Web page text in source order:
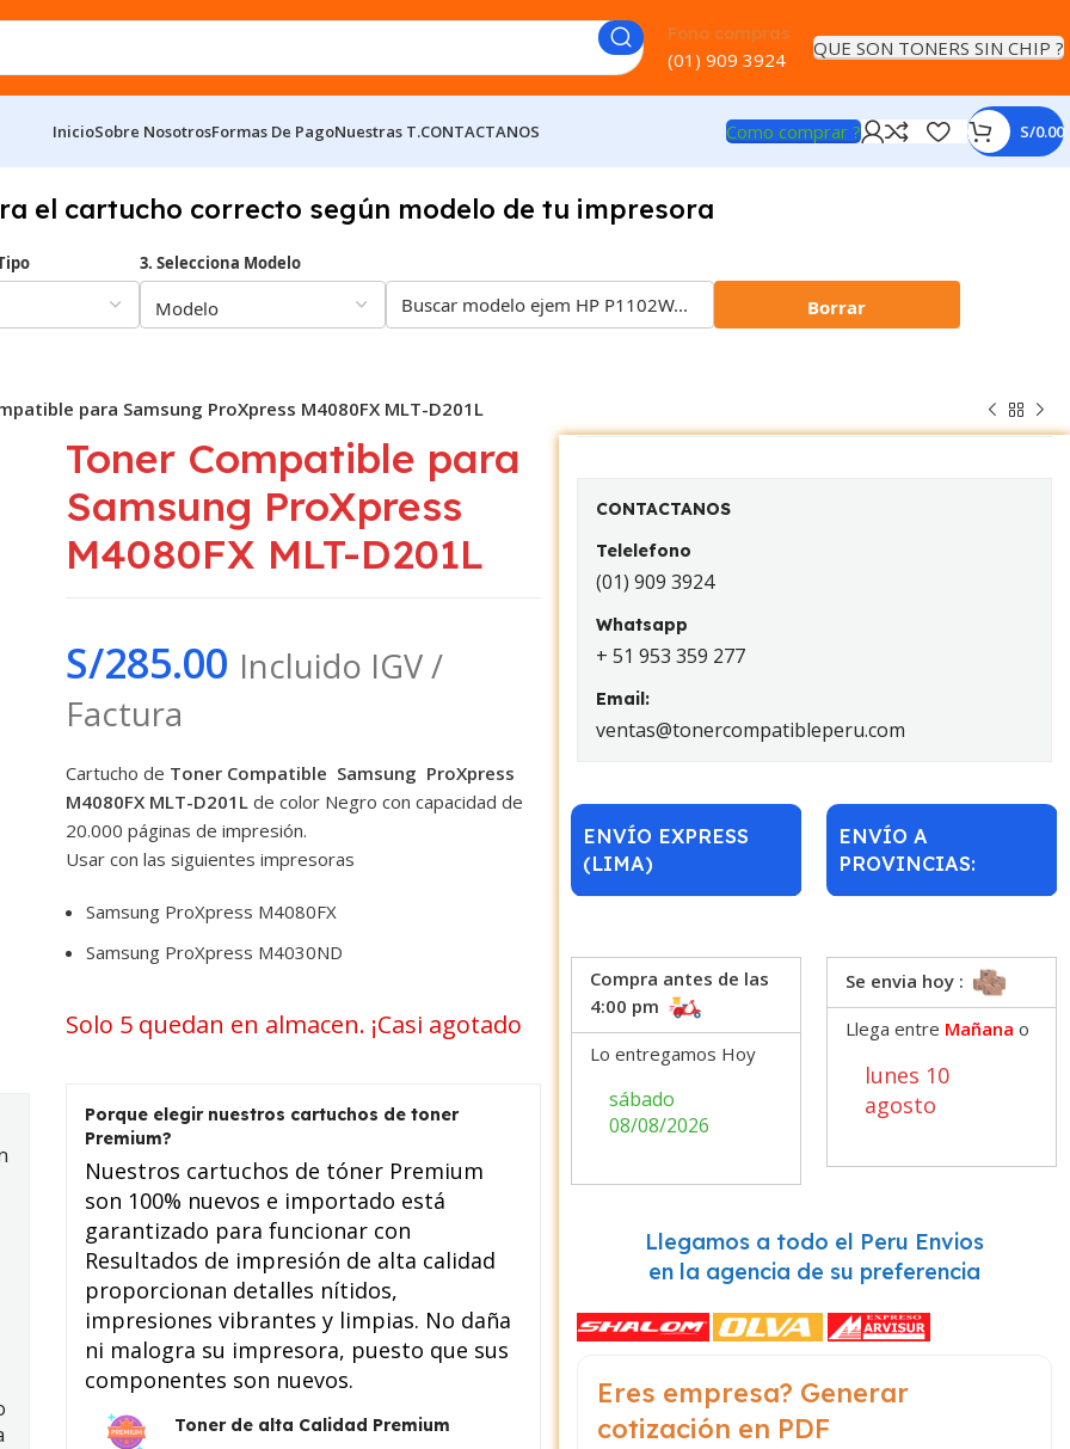
Fono compras
(01) 909 3924 QUE SON TONERS SIN CHIP ?
InicioSobre NosotrosFormas De PagoNuestras T.CONTACTANOS Como comprar ? S/0.00
el cartucho correcto según modelo de tu impresora
3. Selecciona Modelo
Borrar
para Samsung ProXpress M4080FX MLT-D201L
Toner Compatible para
Samsung ProXpress
M4080FX MLT-D201L
S/285.00 Incluido IGV /
Factura
Cartucho de Toner Compatible Samsung ProXpress
M4080FX MLT-D201Lde color Negro con capacidad de
20.000 páginas de impresión.
Usar con las siguientes impresoras
Samsung ProXpress M4080FX
Samsung ProXpress M4030ND
Solo 5 quedan en almacen. ¡Casi agotado
Porque elegir nuestros cartuchos de toner
Premium?
Nuestros cartuchos de tóner Premium
son 100% nuevos e importado está
garantizado para funcionar con
Resultados de impresión de alta calidad
proporcionan detalles nítidos,
impresiones vibrantes y limpias. No daña
ni malogra su impresora, puesto que sus
componentes son nuevos.
Toner de alta Calidad Premium
CONTACTANOS
Telelefono
(01) 909 3924
Whatsapp
+ 51 953 359 277
Email:
ventas@tonercompatibleperu.com
ENVÍO EXPRESS
(LIMA)
Compra antes de las
4:00 pm
Lo entregamos Hoy
sábado
08/08/2026
ENVÍO A
PROVINCIAS:
Se envia hoy :
Llega entre Mañana o
lunes 10
agosto
Llegamos a todo el Peru Envios
en la agencia de su preferencia
Eres empresa? Generar
cotización en PDF